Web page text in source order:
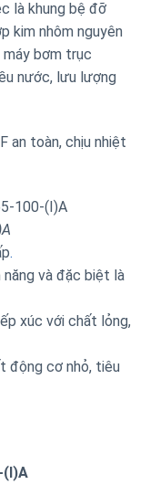
là khung bệ đỡ
kim nhôm nguyên
bơm trục
nước, lưu lượng
an toàn, chịu nhiệt
100-(I)A
.
và đặc biệt là
xúc với chất lỏng,
động cơ nhỏ, tiêu
(I)A